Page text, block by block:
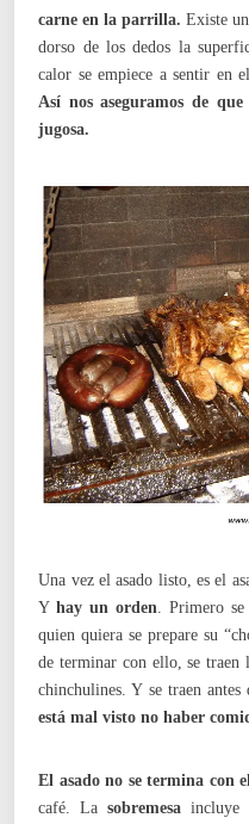
carne en la parrilla. Existe
dorso de los dedos la
calor se empiece a sentir en
Así nos aseguramos de
jugosa.
Una vez el asado listo, es el
Yhay un orden . Primero
quien quiera se prepare su
de terminar con ello, se traen
chinchulines. Y se traen
está mal visto no haber
El asado no se termina con
café. Lasobremesa incluye